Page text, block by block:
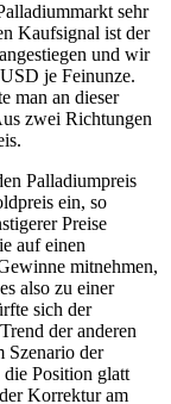
sehr
Kaufsignal ist der
und wir
je Feinunze.
man an dieser
zwei Richtungen
Palladiumpreis
ein, so
Preise
auf einen
mitnehmen,
also zu einer
sich der
der anderen
Szenario der
Position glatt
Korrektur am